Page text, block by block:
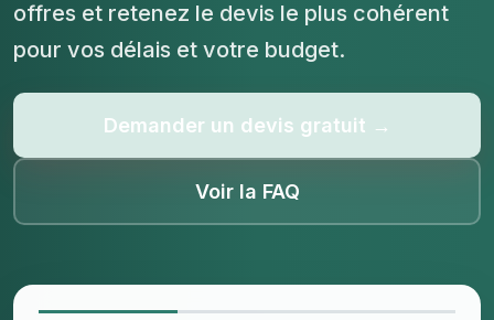
offres et retenez le devis le plus cohérent
pour vos délais et votre budget.
Demander un devis gratuit →
Voir la FAQ